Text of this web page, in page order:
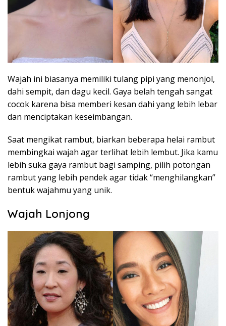
Wajah ini biasanya memiliki tulang pipi yang menonjol,
dahi sempit, dan dagu kecil. Gaya belah tengah sangat
cocok karena bisa memberi kesan dahi yang lebih lebar
dan menciptakan keseimbangan.
Saat mengikat rambut, biarkan beberapa helai rambut
membingkai wajah agar terlihat lebih lembut. Jika kamu
lebih suka gaya rambut bagi samping, pilih potongan
rambut yang lebih pendek agar tidak “menghilangkan”
bentuk wajahmu yang unik.
Wajah Lonjong